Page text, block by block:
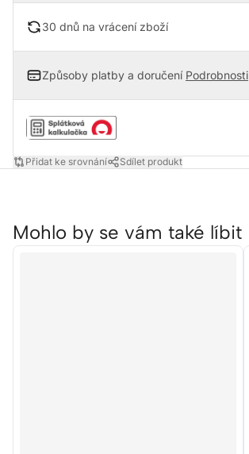
30 dnů na vrácení zboží
Způsoby platby a doručení Podrobnosti
Přidat ke srovnání Sdílet produkt
Mohlo by se vám také líbit